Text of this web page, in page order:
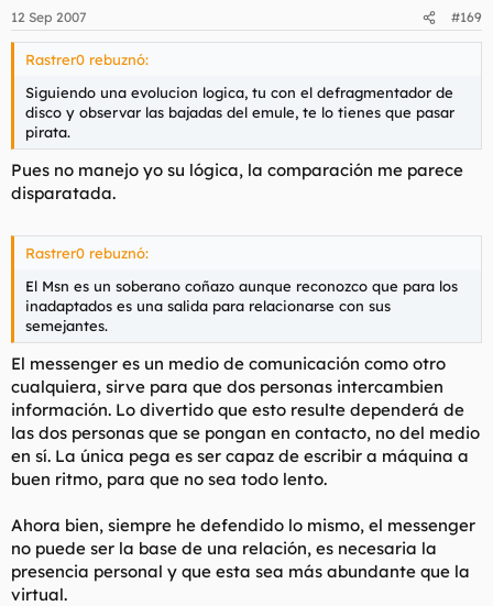
12 Sep 2007 #169
Rastrer0 rebuznó:
Siguiendo una evolucion logica, tu con el defragmentador de
disco y observar las bajadas del emule, te lo tienes que pasar
pirata.
Pues no manejo yo su lógica, la comparación me parece
disparatada.
Rastrer0 rebuznó:
El Msn es un soberano coñazo aunque reconozco que para los
inadaptados es una salida para relacionarse con sus
semejantes.
El messenger es un medio de comunicación como otro
cualquiera, sirve para que dos personas intercambien
información. Lo divertido que esto resulte dependerá de
las dos personas que se pongan en contacto, no del medio
en sí. La única pega es ser capaz de escribir a máquina a
buen ritmo, para que no sea todo lento.
Ahora bien, siempre he defendido lo mismo, el messenger
no puede ser la base de una relación, es necesaria la
presencia personal y que esta sea más abundante que la
virtual.